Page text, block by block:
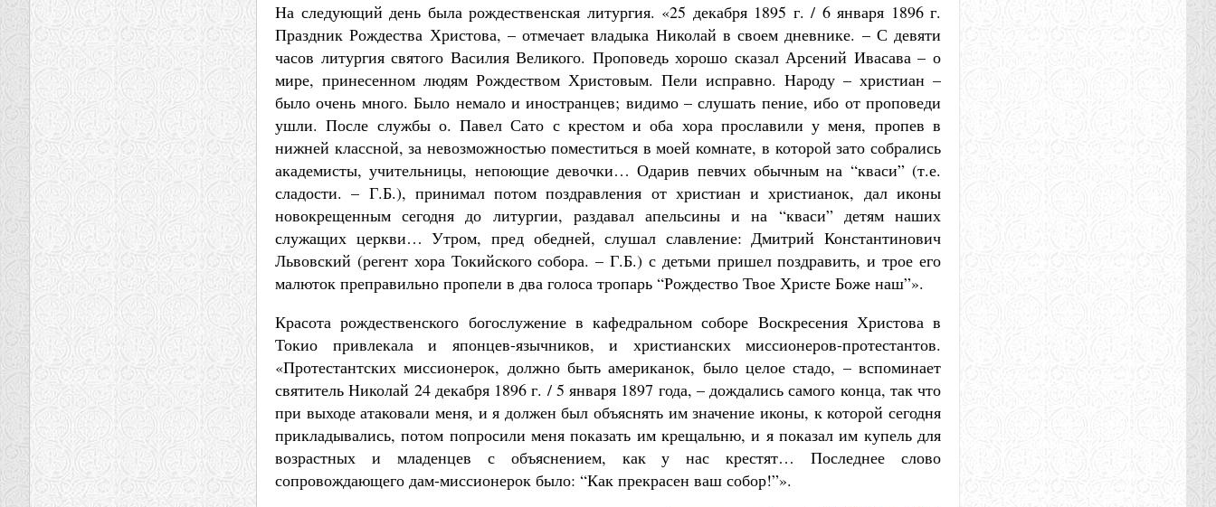
На следующий день была рождественская литургия. «25 декабря 1895 г. / 6 января 1896 г.
Праздник Рождества Христова, – отмечает владыка Николай в своем дневнике. – С девяти
часов литургия святого Василия Великого. Проповедь хорошо сказал Арсений Ивасава – о
мире, принесенном людям Рождеством Христовым. Пели исправно. Народу – христиан –
было очень много. Было немало и иностранцев; видимо – слушать пение, ибо от проповеди
ушли. После службы о. Павел Сато с крестом и оба хора прославили у меня, пропев в
нижней классной, за невозможностью поместиться в моей комнате, в которой зато собрались
академисты, учительницы, непоющие девочки… Одарив певчих обычным на “кваси” (т.е.
сладости. – Г.Б.), принимал потом поздравления от христиан и христианок, дал иконы
новокрещенным сегодня до литургии, раздавал апельсины и на “кваси” детям наших
служащих церкви… Утром, пред обедней, слушал славление: Дмитрий Константинович
Львовский (регент хора Токийского собора. – Г.Б.) с детьми пришел поздравить, и трое его
малюток преправильно пропели в два голоса тропарь “Рождество Твое Христе Боже наш”».
Красота рождественского богослужение в кафедральном соборе Воскресения Христова в
Токио привлекала и японцев-язычников, и христианских миссионеров-протестантов.
«Протестантских миссионерок, должно быть американок, было целое стадо, – вспоминает
святитель Николай 24 декабря 1896 г. / 5 января 1897 года, – дождались самого конца, так что
при выходе атаковали меня, и я должен был объяснять им значение иконы, к которой сегодня
прикладывались, потом попросили меня показать им крещальню, и я показал им купель для
возрастных и младенцев с объяснением, как у нас крестят… Последнее слово
сопровождающего дам-миссионерок было: “Как прекрасен ваш собор!”».